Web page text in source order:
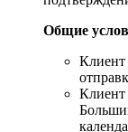
Общие
​Клиент
​Клиент